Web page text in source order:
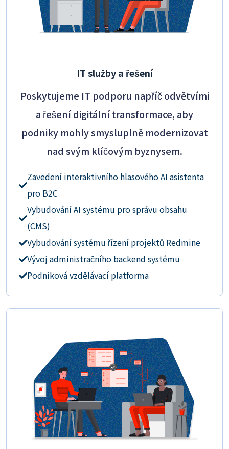
IT služby a řešení
Poskytujeme IT podporu napříč odvětvími
a řešení digitální transformace, aby
podniky mohly smysluplně modernizovat
nad svým klíčovým byznysem.
Zavedení interaktivního hlasového AI asistenta
pro B2C
Vybudování AI systému pro správu obsahu
(CMS)
Vybudování systému řízení projektů Redmine
Vývoj administračního backend systému
Podniková vzdělávací platforma